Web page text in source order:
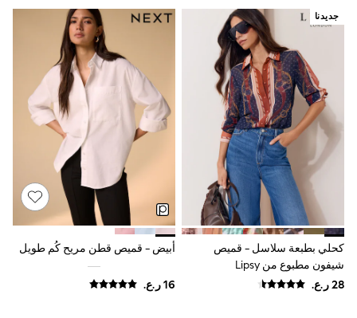
Trousers
Sunglasses
Sun Hats & Caps
Resort Styles
Boys' Holiday Shop
Boys' Travel Styles
Sunset Styles
Sets & Outfits
Linen Collection
Tops & T-Shirts
Shirts
Polo Shirts
Swimwear
Shorts
Sandals & Clogs
Sun Safe
Rash Vests
Sun Hats & Caps
Sunglasses
جديدنا
كحلي بطبعة سلاسل - قميص
شيفون مطبوع من Lipsy
أبيض - قميص قطن مريح كُم طويل